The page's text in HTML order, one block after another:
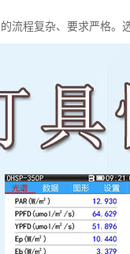
流程复杂、要求严格。